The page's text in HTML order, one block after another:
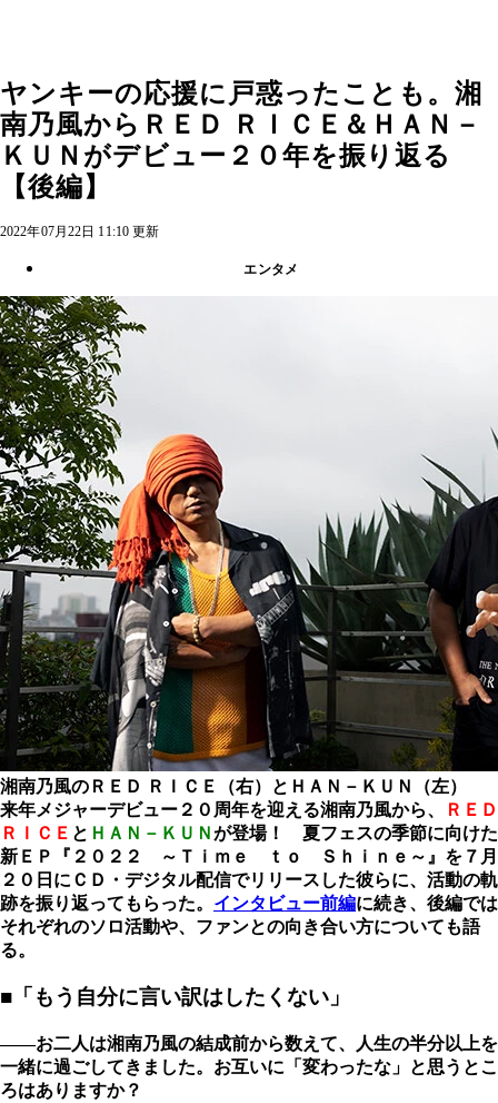
ヤンキーの応援に戸惑ったことも。湘
南乃風からＲＥＤ ＲＩＣＥ＆ＨＡＮ－
ＫＵＮがデビュー２０年を振り返る
【後編】
2022年07月22日 11:10 更新
エンタメ
湘南乃風のＲＥＤ ＲＩＣＥ（右）とＨＡＮ－ＫＵＮ（左）
来年メジャーデビュー２０周年を迎える湘南乃風から、
ＲＥＤ
ＲＩＣＥ と ＨＡＮ－ＫＵＮが登場！ 夏フェスの季節に向けた
新ＥＰ『２０２２ ～Ｔｉｍｅ ｔｏ Ｓｈｉｎｅ～』を７月
２０日にＣＤ・デジタル配信でリリースした彼らに、活動の軌
跡を振り返ってもらった。 インタビュー前編に続き、後編では
それぞれのソロ活動や、ファンとの向き合い方についても語
る。
■「もう自分に言い訳はしたくない」
――お二人は湘南乃風の結成前から数えて、人生の半分以上を
一緒に過ごしてきました。お互いに「変わったな」と思うとこ
ろはありますか？